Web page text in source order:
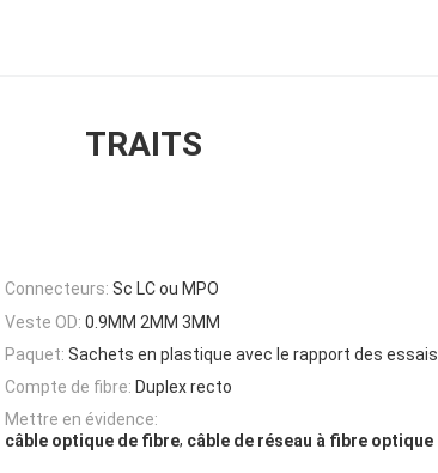
TRAITS
Connecteurs: Sc LC ou MPO
Veste OD: 0.9MM 2MM 3MM
Paquet: Sachets en plastique avec le rapport des essais
Compte de fibre: Duplex recto
Mettre en évidence:
câble optique de fibre, câble de réseau à fibre optique